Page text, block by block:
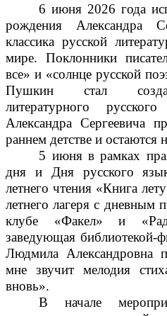
6 июня 2026 года
рождения Александра
классика русской
мире. Поклонники
все» и «солнце русской
Пушкин стал
литературного
Александра Сергеевича
раннем детстве и остаются
5 июня в рамках
дня и Дня русского
летнего чтения «Книга
летнего лагеря с дневным
клубе «Факел» и
заведующая
Людмила Александровна
мне звучит мелодия
вновь».
В начале